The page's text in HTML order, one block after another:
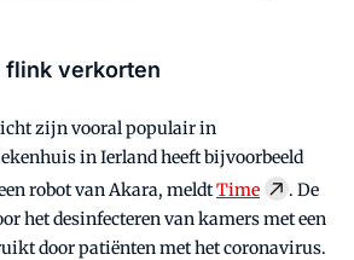
flink verkorten
zijn vooral populair in
in Ierland heeft bijvoorbeeld
robot van Akara, meldtTime
. De
het desinfecteren van kamers met een
door patiënten met het coronavirus.